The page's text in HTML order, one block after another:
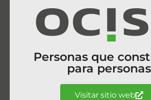
Personas que
para personas
Visitar sitio web